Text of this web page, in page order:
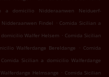
a domicilio Nidderaanwen Neiduerf-
Findel . Comida Sicilian a
Walfer Helsem . Comida Sicilian
Walferdange Bereldange . Comida
Comida Sicilian a domicilio Walferdange
Helmsange . Comida Sicilian